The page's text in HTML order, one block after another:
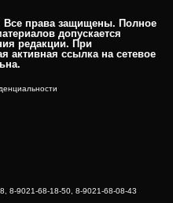
Все права защищены. Полное
допускается
редакции. При
активная ссылка на сетевое
8-9021-68-18-50, 8-9021-68-08-43